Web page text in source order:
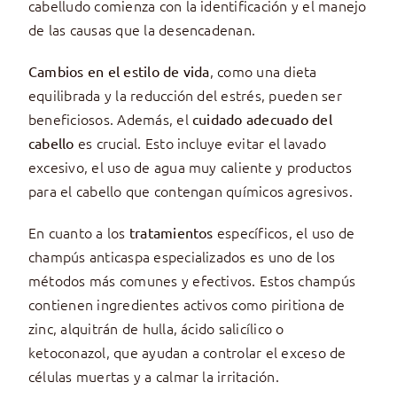
cabelludo comienza con la identificación y el manejo
de las causas que la desencadenan.
Cambios en el estilo de vida, como una dieta
equilibrada y la reducción del estrés, pueden ser
beneficiosos. Además, el cuidado adecuado del
cabello es crucial. Esto incluye evitar el lavado
excesivo, el uso de agua muy caliente y productos
para el cabello que contengan químicos agresivos.
En cuanto a los tratamientos específicos, el uso de
champús anticaspa especializados es uno de los
métodos más comunes y efectivos. Estos champús
contienen ingredientes activos como piritiona de
zinc, alquitrán de hulla, ácido salicílico o
ketoconazol, que ayudan a controlar el exceso de
células muertas y a calmar la irritación.